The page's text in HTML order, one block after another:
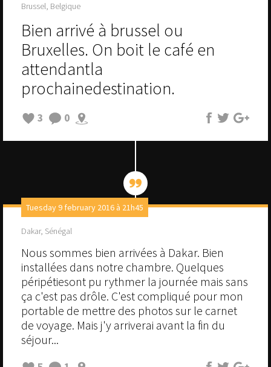
Brussel, Belgique
Bien arrivé à brussel ou
Bruxelles. On boit le café en
attendantla
prochainedestination.
3 0
Tuesday 9 february 2016 à 21h45
Dakar, Sénégal
Nous sommes bien arrivées à Dakar. Bien
installées dans notre chambre. Quelques
péripétiesont pu rythmer la journée mais sans
ça c'est pas drôle. C'est compliqué pour mon
portable de mettre des photos sur le carnet
de voyage. Mais j'y arriverai avant la fin du
séjour...